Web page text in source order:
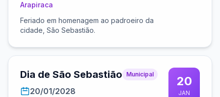
Arapiraca
Feriado em homenagem ao padroeiro da
cidade, São Sebastião.
Dia de São Sebastião Municipal
20/01/2028
20
JAN